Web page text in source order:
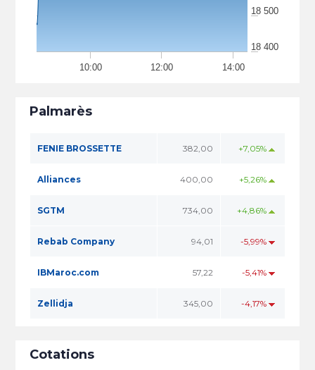
10:00 12:00 14:00
18 400
18 500
Palmarès
FENIE BROSSETTE 382,00 +7,05%
Alliances 400,00 +5,26%
SGTM 734,00 +4,86%
Rebab Company 94,01 -5,99%
IBMaroc.com 57,22 -5,41%
Zellidja 345,00 -4,17%
Cotations